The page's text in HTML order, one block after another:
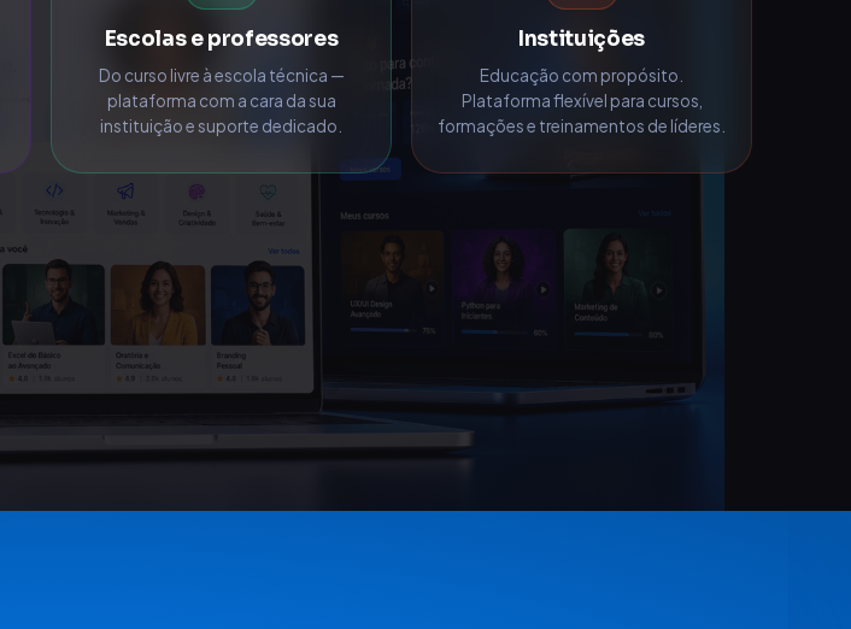
Escolas e professores
Do curso livre à escola técnica —
plataforma com a cara da sua
instituição e suporte dedicado.
Instituições
Educação com propósito.
Plataforma flexível para cursos,
formações e treinamentos de líderes.